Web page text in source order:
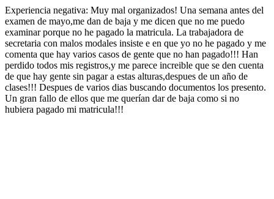
Experiencia negativa: Muy mal organizados! Una semana antes del
examen de mayo,me dan de baja y me dicen que no me puedo
examinar porque no he pagado la matricula. La trabajadora de
secretaria con malos modales insiste e en que yo no he pagado y me
comenta que hay varios casos de gente que no han pagado!!! Han
perdido todos mis registros,y me parece increible que se den cuenta
de que hay gente sin pagar a estas alturas,despues de un año de
clases!!! Despues de varios dias buscando documentos los presento.
Un gran fallo de ellos que me querían dar de baja como si no
hubiera pagado mi matricula!!!